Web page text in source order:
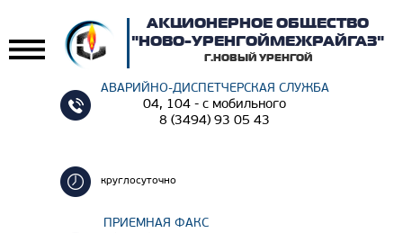
АКЦИОНЕРНОЕ ОБЩЕСТВО
"НОВО-УРЕНГОЙМЕЖРАЙГАЗ"
Г.НОВЫЙ УРЕНГОЙ
АВАРИЙНО-ДИСПЕТЧЕРСКАЯ СЛУЖБА
04, 104 - с мобильного
8 (3494) 93 05 43
круглосуточно
ПРИЕМНАЯ ФАКС